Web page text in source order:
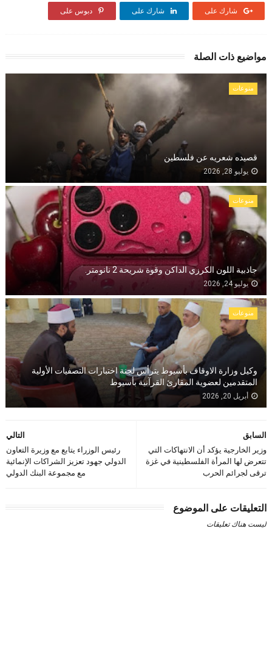
شارك على شارك على دبوس على
مواضيع ذات الصلة
منوعات
قصيده شعريه عن فلسطين
يوليو 28, 2026
منوعات
جاذبية اللون الكرزي الداكن وقوة شريحة 2 نانومتر.
يوليو 24, 2026
منوعات
وكيل وزارة الاوقاف بأسيوط يترأس لجنة اختبارات التصفيات الأولية
المتقدمين لعضوية المقارئ القرآنية بأسيوط
أبريل 20, 2026
التالي
رئيس الوزراء يتابع مع وزيرة التعاون
الدولي جهود تعزيز الشراكات الإنمائية
مع مجموعة البنك الدولي
السابق
وزير الخارجية يؤكد أن الانتهاكات التي
تتعرض لها المرأة الفلسطينية في غزة
ترقى لجرائم الحرب
التعليقات على الموضوع
ليست هناك تعليقات